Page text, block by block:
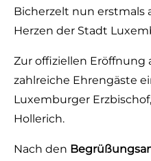
Bicherzelt nun erstmals
Herzen der Stadt
Zur offiziellen Eröffnung
zahlreiche Ehrengäste
Luxemburger
Hollerich.
Nach den